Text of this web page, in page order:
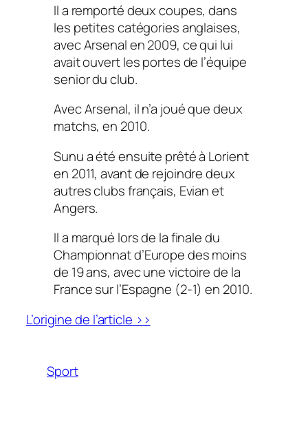
Il a remporté deux coupes, dans
les petites catégories anglaises,
avec Arsenal en 2009, ce qui lui
avait ouvert les portes de l’équipe
senior du club.
Avec Arsenal, il n’a joué que deux
matchs, en 2010.
Sunu a été ensuite prêté à Lorient
en 2011, avant de rejoindre deux
autres clubs français, Evian et
Angers.
Il a marqué lors de la finale du
Championnat d’Europe des moins
de 19 ans, avec une victoire de la
France sur l’Espagne (2-1) en 2010.
L’origine de l’article >>
Sport